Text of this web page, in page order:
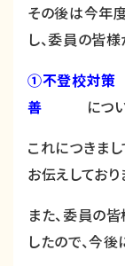
その後は今年
し、委員の皆
①不登校
善 につい
これにつきま
お伝えしており
また、委員の
したので、今